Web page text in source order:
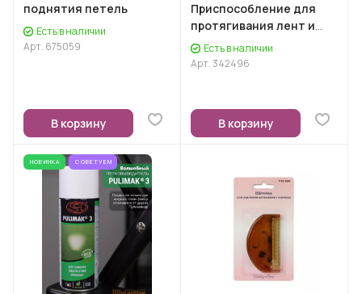
поднятия петель
Есть в наличии
Арт. 675059
В корзину
Приспособление для
протягивания лент и
тесемок
Есть в наличии
Арт.342496
В корзину
НОВИНКА СОВЕТУЕМ